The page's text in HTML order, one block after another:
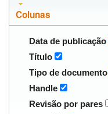
Colunas
Data de publicação
Título
Tipo de documento
Handle
Revisão por pares